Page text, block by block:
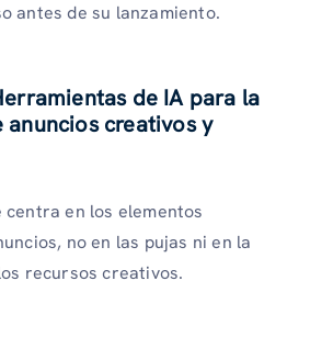
antes de su lanzamiento.
de IA para la
anuncios creativos y
centra en los elementos
no en las pujas ni en la
recursos creativos.